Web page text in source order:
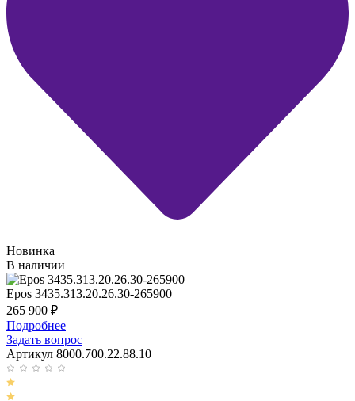
Новинка
В наличии
Epos 3435.313.20.26.30-265900
265 900 ₽
Подробнее
Задать вопрос
Артикул 8000.700.22.88.10